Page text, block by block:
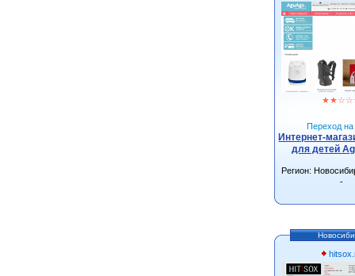
★★☆☆
Переход на
Интернет-
для детей
Регион:
-